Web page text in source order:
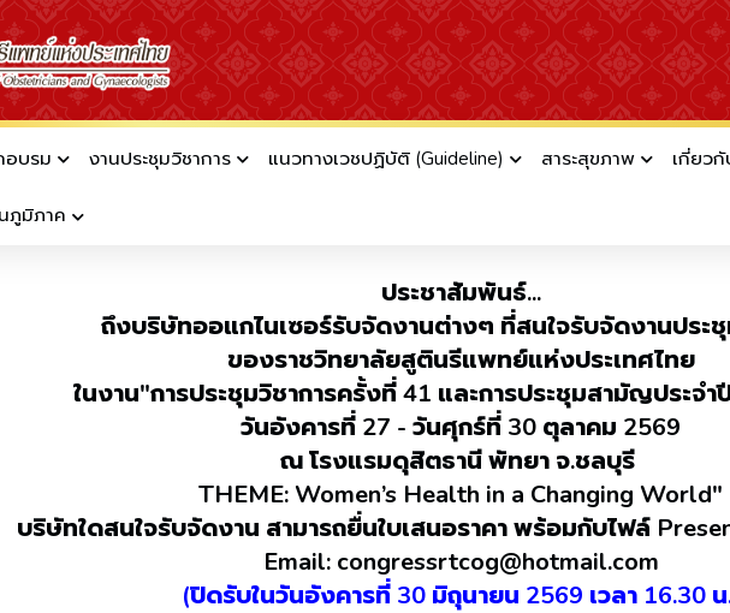
อบรม งานประชุมวิชาการ แนวทางเวชปฏิบัติ (Guideline) สาระสุขภาพ เกี่ยวกั
ภูมิภาค
ราคารับจัดการประชุมวิชาการครั้งที่ 41 และการประชุมสา
ประชาสัมพันธ์...
ถึงบริษัทออแกไนเซอร์รับจัดงานต่างๆ ที่สนใจรับจัดงานประชุ
ของราชวิทยาลัยสูตินรีแพทย์แห่งประเทศไทย
ในงาน"การประชุมวิชาการครั้งที่ 41 และการประชุมสามัญประจ
วันอังคารที่ 27 - วันศุกร์ที่ 30 ตุลาคม 2569
ณ โรงแรมดุสิตธานี พัทยา จ.ชลบุรี
THEME: Women’s Health in a Changing World"
บริษัทใดสนใจรับจัดงาน สามารถยื่นใบเสนอราคา พร้อมกับไฟล์
Email: congressrtcog@hotmail.com
(ปิดรับในวันอังคารที่ 30 มิถุนายน 2569 เวลา 16.30